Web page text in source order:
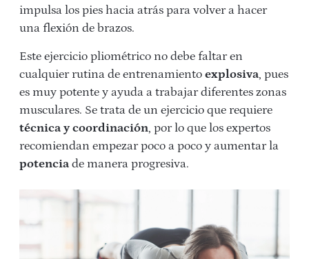
impulsa los pies hacia atrás para volver a hacer
una flexión de brazos.
Este ejercicio pliométrico no debe faltar en
cualquier rutina de entrenamiento explosiva, pues
es muy potente y ayuda a trabajar diferentes zonas
musculares. Se trata de un ejercicio que requiere
técnica y coordinación, por lo que los expertos
recomiendan empezar poco a poco y aumentar la
potencia de manera progresiva.